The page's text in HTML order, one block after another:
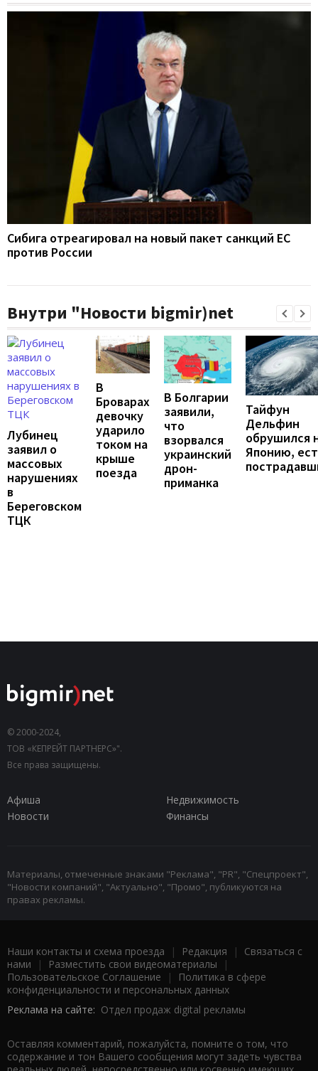
Сибига отреагировал на новый пакет санкций ЕС
против России
Внутри "Новости bigmir)net
Лубинец
заявил о
массовых
нарушениях
в
Береговском
ТЦК
В
Броварах
девочку
ударило
током на
крыше
поезда
В Болгарии
заявили,
что
взорвался
украинский
дрон-
приманка
Тайфун
Дельфин
обрушился
Японию,
© 2000-2024,
ТОВ «КЕПРЕЙТ ПАРТНЕРС»".
Все права защищены.
Афиша
Недвижимость
Новости
Финансы
Материалы, отмеченные знаками "Реклама", "PR", "Спецпроект",
"Новости компаний", "Актуально", "Промо", публикуются на
правах рекламы.
Наши контакты и схема проезда | Редакция | Связаться с
нами | Разместить свои видеоматериалы |
Пользовательское Соглашение |
Политика в сфере
конфиденциальности и персональных данных
Реклама на сайте: Отдел продаж digital рекламы
Оставляя комментарий, пожалуйста, помните о том, что
содержание и тон Вашего сообщения могут задеть чувства